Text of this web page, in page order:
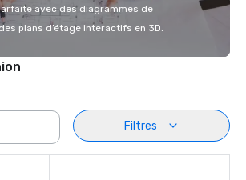
avec des diagrammes de
plans d’étage interactifs en 3D.
Filtres